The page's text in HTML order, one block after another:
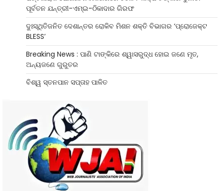
ପୂର୍ବତନ ଯନ୍ତ୍ରୀ-ଏମ୍‌ଇ-ଠିକାଦାର ଗିରଫ
ଦୁଃସ୍ଥିତିଜନିତ ଦେଶାନ୍ତର ରୋକିବ ମିଶନ ଶକ୍ତି ବିଭାଗର ‘ପ୍ରୋଜେକ୍ଟ
BLESS’
Breaking News : ପାଣି ଟାଙ୍କିରେ ଶ୍ୱାସରୁଦ୍ଧ ହୋଇ ଜଣେ ମୃତ,
ଅନ୍ୟଜଣେ ଗୁରୁତର
ବିଶ୍ୱ ସ୍ତନପାନ ସପ୍ତାହ ପାଳିତ